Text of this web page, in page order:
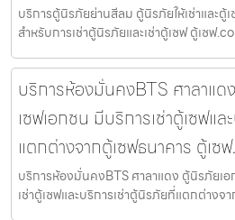
บริการตู้นิรภัยย่านสีลม ตู้นิรภัยให้เช่าและตู้
สำหรับการเช่าตู้นิรภัยและเช่าตู้เซฟ ตู้เซฟ.co
บริการห้องมั่นคงBTS ศาลาแ
เซฟเอกชน มีบริการเช่าตู้เซฟแ
แตกต่างจากตู้เซฟธนาคาร ตู้เซ
บริการห้องมั่นคงBTS ศาลาแดง ตู้นิรภัยเ
เช่าตู้เซฟและบริการเช่าตู้นิรภัยที่แตกต่างจ